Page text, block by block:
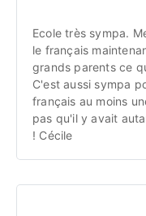
Ecole très sympa.
le français
grands parents ce
C'est aussi sympa
français au moins
pas qu'il y avait
! Cécile